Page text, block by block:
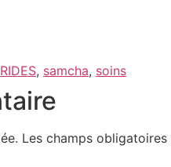
RIDES, samcha, soins
Les champs